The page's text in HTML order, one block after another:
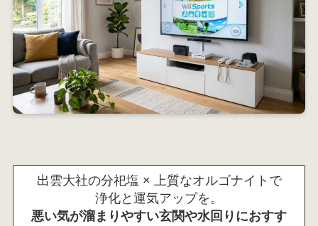
出雲大社の分祀塩 × 上質なオルゴナイトで
浄化と運気アップを。
悪い気が溜まりやすい玄関や水回りにおすす